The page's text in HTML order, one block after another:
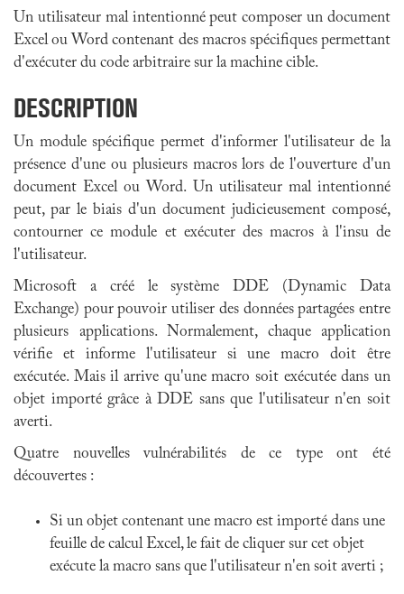
Un utilisateur mal intentionné peut composer un document
Excel ou Word contenant des macros spécifiques permettant
d'exécuter du code arbitraire sur la machine cible.
DESCRIPTION
Un module spécifique permet d'informer l'utilisateur de la
présence d'une ou plusieurs macros lors de l'ouverture d'un
document Excel ou Word. Un utilisateur mal intentionné
peut, par le biais d'un document judicieusement composé,
contourner ce module et exécuter des macros à l'insu de
l'utilisateur.
Microsoft a créé le système DDE (Dynamic Data
Exchange) pour pouvoir utiliser des données partagées entre
plusieurs applications. Normalement, chaque application
vérifie et informe l'utilisateur si une macro doit être
exécutée. Mais il arrive qu'une macro soit exécutée dans un
objet importé grâce à DDE sans que l'utilisateur n'en soit
averti.
Quatre nouvelles vulnérabilités de ce type ont été
découvertes :
Si un objet contenant une macro est importé dans une
feuille de calcul Excel, le fait de cliquer sur cet objet
exécute la macro sans que l'utilisateur n'en soit averti ;